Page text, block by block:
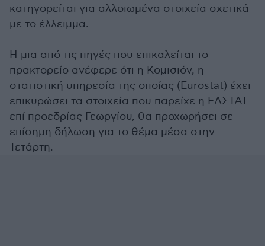
κατηγορείται για αλλοιωμένα στοιχεία σχετικά
με το έλλειμμα.
Η μια από τις πηγές που επικαλείται το
πρακτορείο ανέφερε ότι η Κομισιόν, η
στατιστική υπηρεσία της οποίας (Eurostat) έχει
επικυρώσει τα στοιχεία που παρείχε η ΕΛΣΤΑΤ
επί προεδρίας Γεωργίου, θα προχωρήσει σε
επίσημη δήλωση για το θέμα μέσα στην
Τετάρτη.